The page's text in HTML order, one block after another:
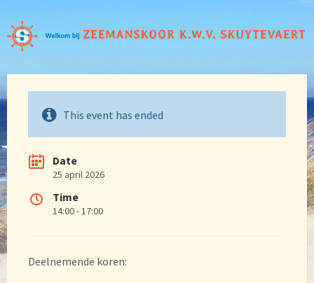
This event has ended
Date
25 april 2026
Time
14:00 - 17:00
Deelnemende koren: